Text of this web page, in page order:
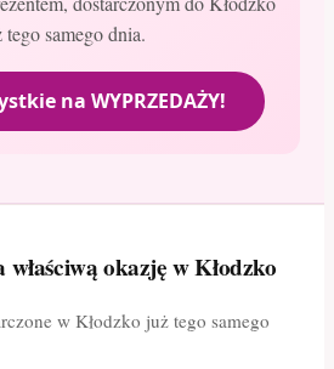
tego samego dnia.
na WYPRZEDAŻY!
okazję w Kłodzko
w Kłodzko już tego samego